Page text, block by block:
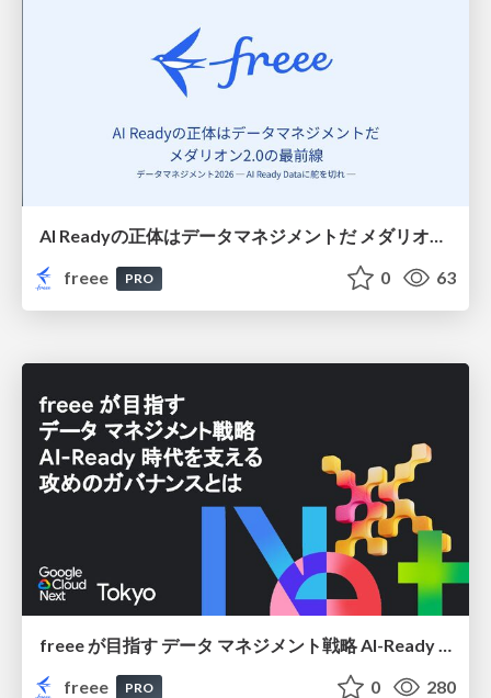
AI Readyの正体はデータマネジメントだ メダリオン2.0の最前線
freee
PRO 0 63
freee
PRO 0 280